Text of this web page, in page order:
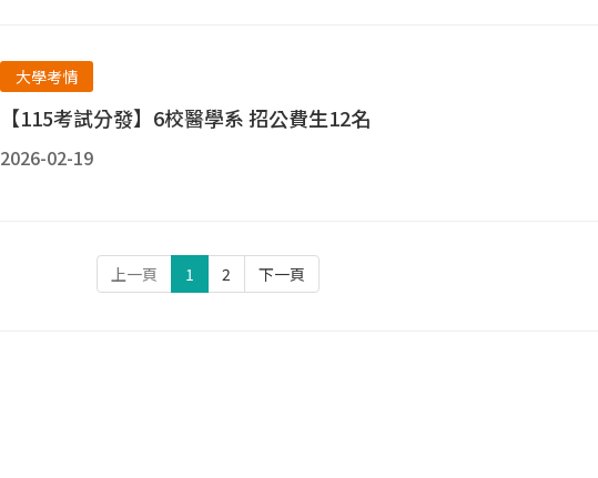
大學考情
【115考試分發】6校醫學系 招公費生12名
2026-02-19
上一頁 1 2 下一頁